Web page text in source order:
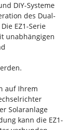
DIY-Systeme
des Dual-
EZ1-Serie
unabhängigen
auf Ihrem
Solaranlage
kann die EZ1-